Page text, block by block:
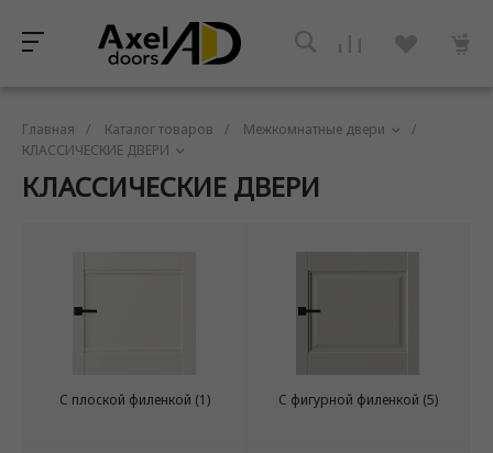
Главная / Каталог товаров / Межкомнатные двери
/
КЛАССИЧЕСКИЕ ДВЕРИ
КЛАССИЧЕСКИЕ ДВЕРИ
C плоской филенкой (1) C фигурной филенкой (5)